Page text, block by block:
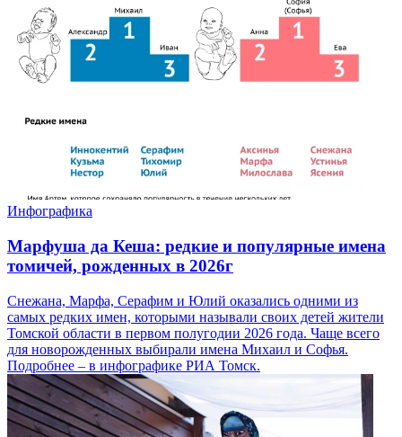
Инфографика
Марфуша да Кеша: редкие и популярные имена
томичей, рожденных в 2026г
Снежана, Марфа, Серафим и Юлий оказались одними из
самых редких имен, которыми называли своих детей жители
Томской области в первом полугодии 2026 года. Чаще всего
для новорожденных выбирали имена Михаил и Софья.
Подробнее – в инфографике РИА Томск.